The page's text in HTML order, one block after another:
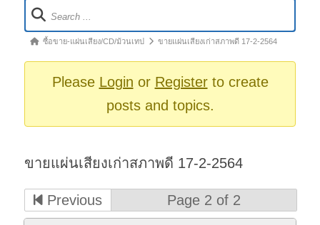
Forum
Navigation
Forumซื้อขาย-แผ่นเสียง/CD/ม้วนเทป ขายแผ่นเสียงเก่าสภาพดี 17-2-2564
Please Login or Registerto create
posts and topics.
ขายแผ่นเสียงเก่าสภาพดี 17-2-2564
Previous Page 2 of 2